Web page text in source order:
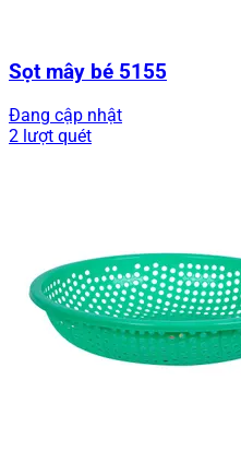
Sọt mây bé 5155
Đang cập nhật
2 lượt quét